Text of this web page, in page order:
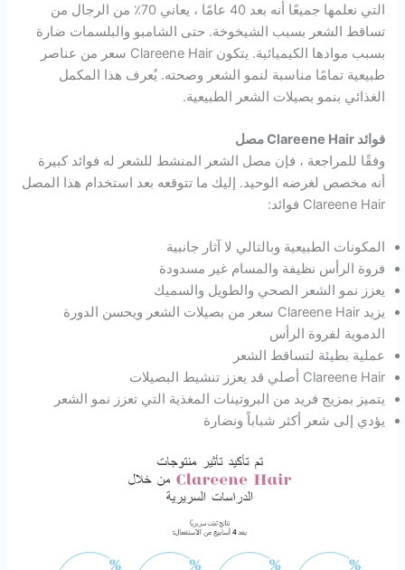
التي نعلمها جميعًا أنه بعد 40 عامًا ، يعاني 70٪ من الرجال من
تساقط الشعر بسبب الشيخوخة. حتى الشامبو والبلسمات ضارة
بسبب موادها الكيميائية. يتكون Clareene Hair سعر من عناصر
طبيعية تمامًا مناسبة لنمو الشعر وصحته. يُعرف هذا المكمل
الغذائي بنمو بصيلات الشعر الطبيعية.
فوائد Clareene Hair مصل
وفقًا للمراجعة ، فإن مصل الشعر المنشط للشعر له فوائد كبيرة
أنه مخصص لغرضه الوحيد. إليك ما تتوقعه بعد استخدام هذا المصل
Clareene Hair فوائد:
المكونات الطبيعية وبالتالي لا آثار جانبية
فروة الرأس نظيفة والمسام غير مسدودة
يعزز نمو الشعر الصحي والطويل والسميك
يزيد Clareene Hair سعر من بصيلات الشعر ويحسن الدورة
الدموية لفروة الرأس
عملية بطيئة لتساقط الشعر
Clareene Hair أصلي قد يعزز تنشيط البصيلات
يتميز بمزيج فريد من البروتينات المغذية التي تعزز نمو الشعر
يؤدي إلى شعر أكثر شباباً ونضارة